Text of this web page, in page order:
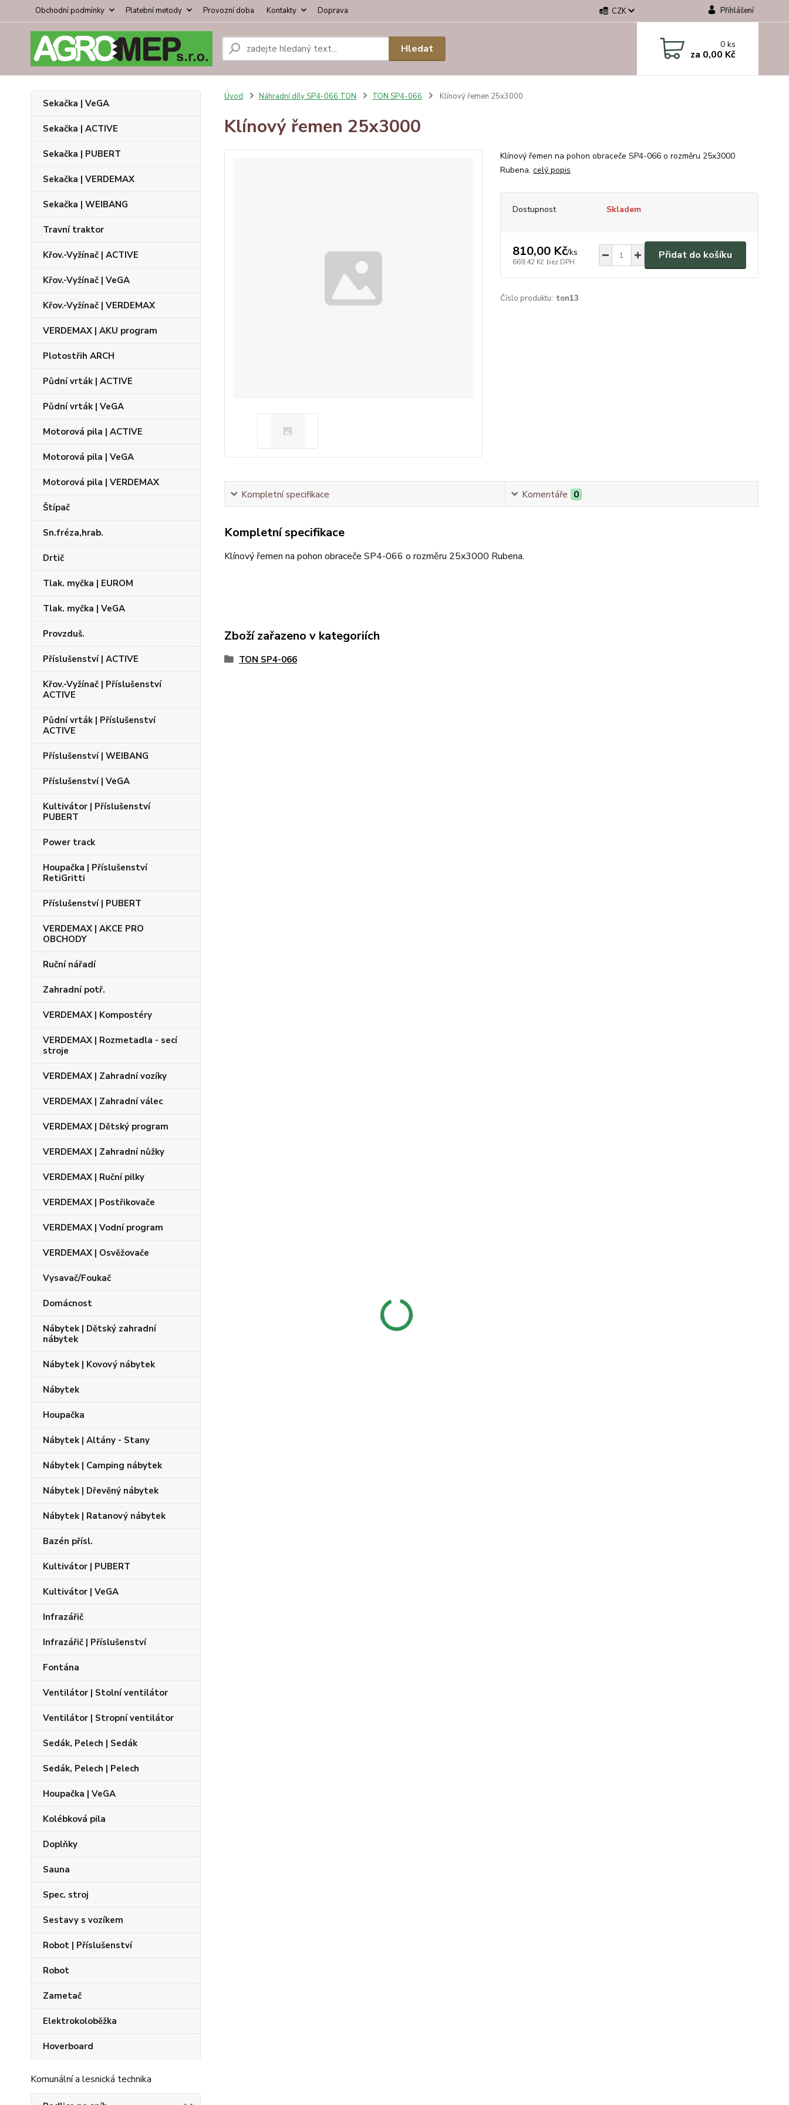
Obchodní podmínky Platební metody Provozní doba Kontakty Doprava CZK Přihlášení
Hledat 0ks
za 0,00 Kč
Sekačka | VeGA
Sekačka | ACTIVE
Sekačka | PUBERT
Sekačka | VERDEMAX
Sekačka | WEIBANG
Travní traktor
Křov.-Vyžínač | ACTIVE
Křov.-Vyžínač | VeGA
Křov.-Vyžínač | VERDEMAX
VERDEMAX | AKU program
Plotostřih ARCH
Půdní vrták | ACTIVE
Půdní vrták | VeGA
Motorová pila | ACTIVE
Motorová pila | VeGA
Motorová pila | VERDEMAX
Štípač
Sn.fréza,hrab.
Drtič
Tlak. myčka | EUROM
Tlak. myčka | VeGA
Provzduš.
Příslušenství | ACTIVE
Křov.-Vyžínač | Příslušenství
ACTIVE
Půdní vrták | Příslušenství
ACTIVE
Příslušenství | WEIBANG
Příslušenství | VeGA
Kultivátor | Příslušenství
PUBERT
Power track
Houpačka | Příslušenství
RetiGritti
Příslušenství | PUBERT
VERDEMAX | AKCE PRO
OBCHODY
Ruční nářadí
Zahradní potř.
VERDEMAX | Kompostéry
VERDEMAX | Rozmetadla - secí
stroje
VERDEMAX | Zahradní vozíky
VERDEMAX | Zahradní válec
VERDEMAX | Dětský program
VERDEMAX | Zahradní nůžky
VERDEMAX | Ruční pilky
VERDEMAX | Postřikovače
VERDEMAX | Vodní program
VERDEMAX | Osvěžovače
Vysavač/Foukač
Domácnost
Nábytek | Dětský zahradní
nábytek
Nábytek | Kovový nábytek
Nábytek
Houpačka
Nábytek | Altány - Stany
Nábytek | Camping nábytek
Nábytek | Dřevěný nábytek
Nábytek | Ratanový nábytek
Bazén přísl.
Kultivátor | PUBERT
Kultivátor | VeGA
Infrazářič
Infrazářič | Příslušenství
Fontána
Ventilátor | Stolní ventilátor
Ventilátor | Stropní ventilátor
Sedák, Pelech | Sedák
Sedák, Pelech | Pelech
Houpačka | VeGA
Kolébková pila
Doplňky
Sauna
Spec. stroj
Sestavy s vozíkem
Robot | Příslušenství
Robot
Zametač
Elektrokoloběžka
Hoverboard
Komunální a lesnická technika
Úvod Náhradní díly SP4-066 TON TON SP4-066 Klínový řemen 25x3000
Klínový řemen 25x3000
Klínový řemen na pohon obraceče SP4-066 o rozměru 25x3000
Rubena. celý popis
Dostupnost Skladem
810,00 Kč/ks
669,42 Kč bez DPH
Přidat do košíku
Číslo produktu: ton13
Kompletní specifikace Komentáře 0
Kompletní specifikace
Klínový řemen na pohon obraceče SP4-066 o rozměru 25x3000 Rubena.
Zboží zařazeno v kategoriích
TON SP4-066